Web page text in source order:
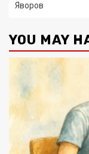
Яворов
YOU MAY